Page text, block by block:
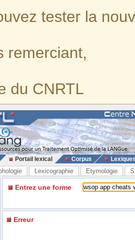
tester la
remerciant,
du CNRTL
Portail lexical Corpus
Lexicographie Etymologie
Entrez une forme
Erreur